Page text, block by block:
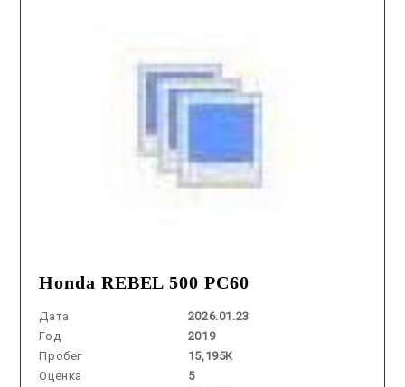
Honda REBEL 500 PC60
Дата
2026.01.23
Год
2019
Пробег
15,195K
Оценка
5